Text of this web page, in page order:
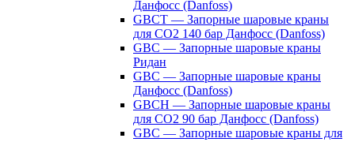
Данфосс (Danfoss)
GBCT — Запорные шаровые краны
для CO2 140 бар Данфосс (Danfoss)
GBC — Запорные шаровые краны
Ридан
GBC — Запорные шаровые краны
Данфосс (Danfoss)
GBCH — Запорные шаровые краны
для CO2 90 бар Данфосс (Danfoss)
GBC — Запорные шаровые краны для